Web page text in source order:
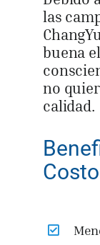
las
buena
no
calidad.